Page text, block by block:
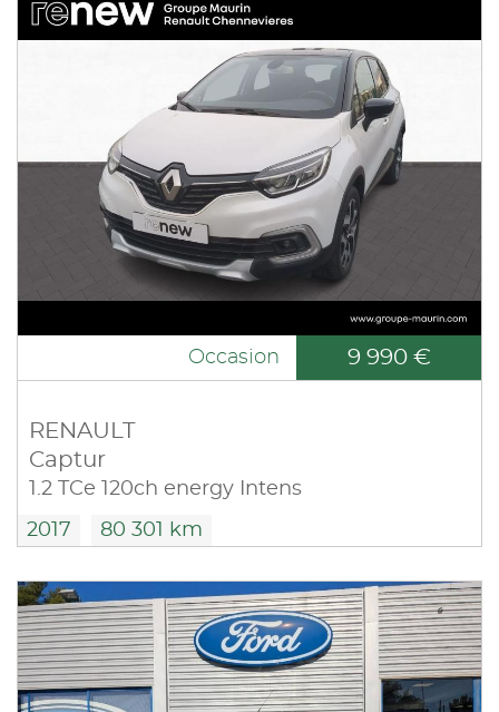
Occasion 9 990 €
RENAULT
Captur
1.2 TCe 120ch energy Intens
2017 80 301 km